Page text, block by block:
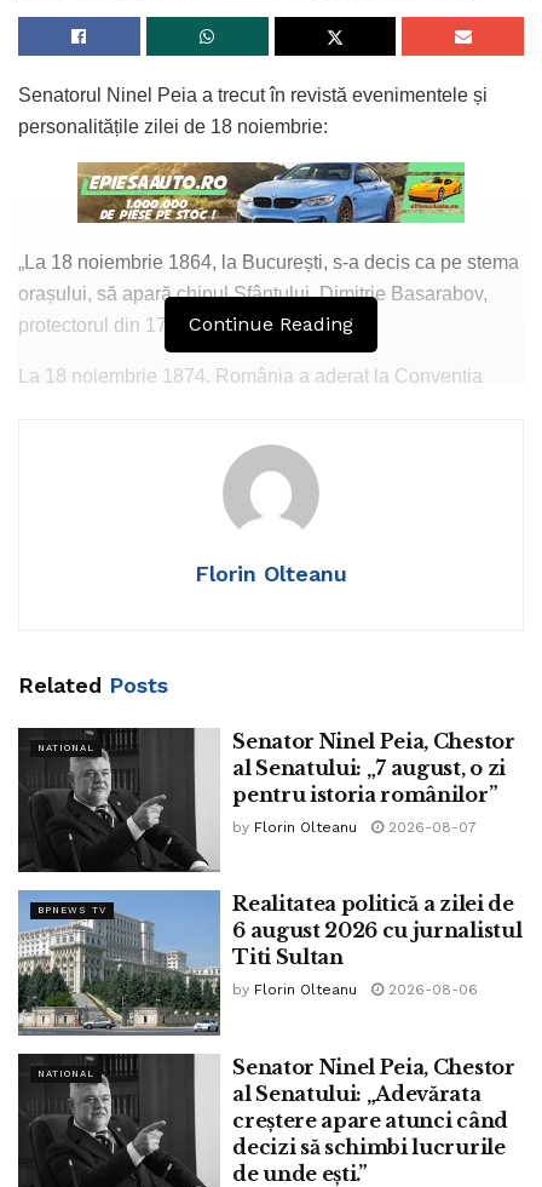
Senatorul Ninel Peia a trecut în revistă evenimentele și
personalitățile zilei de 18 noiembrie:
„La 18 noiembrie 1864, la București, s-a decis ca pe stema
orașului, să apară chipul Sfântului Dimitrie Basarabov,
protectorul din 1774, al Capitalei.
La 18 noiembrie 1874, România a aderat la Convenția
La 18 noiembrie 1906, la Craiova, se năștea marele pictor
special portretele. Ne-a părăsit la 28 decembrie 1997.
diferitelor etnii, celebră pentru Coana Chirița și olteanca
Veta din filmele cu Amza Pellea alias Nea Mărin. S-a
născut la 24 octombrie 1933, la București. A fost de
asemenea, o talentată scenaristă și actriță de teatru.
La 18 noiembrie 2021, la Arad ne părăsea marele cântăreț
Benone Sinulescu. Maestru al muzicii populare românești,
fiul al Siriului de la Buzău, a nemurit zona folclorică natală
prin foarte multe cântece și cel puțin cinci discuri. S-a
născut la Siriu pe 24 mai 1937”
Continue Reading
Tags: ninel peia
Florin Olteanu
Related Posts
NATIONAL
Senator Ninel Peia, Chestor
al Senatului: „7 august, o zi
pentru istoria românilor”
by Florin Olteanu 2026-08-07
BPNEWS TV
Realitatea politică a zilei de
6 august 2026 cu jurnalistul
Titi Sultan
by Florin Olteanu 2026-08-06
NATIONAL
Senator Ninel Peia, Chestor
al Senatului: „Adevărata
creștere apare atunci când
decizi să schimbi lucrurile
de unde ești.”